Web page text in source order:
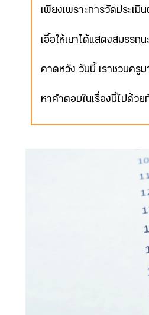
เพียงเพราะการวัดประเมิ
เอื้อให้เขาได้แสดงสมรรถ
คาดหวัง วันนี้ เราชวนครู
หาคำตอบในเรื่องนี้ไปด้วย